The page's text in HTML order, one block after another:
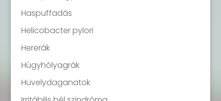
Haspuffadás
Helicobacter pylori
Hererák
Húgyhólyagrák
Hüvelydaganatok